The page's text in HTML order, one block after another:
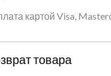
картой Visa,
товара